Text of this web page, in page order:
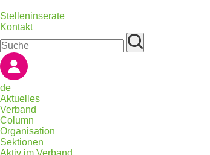
Stelleninserate
Kontakt
de
Aktuelles
Verband
Column
Organisation
Sektionen
Aktiv im Verband